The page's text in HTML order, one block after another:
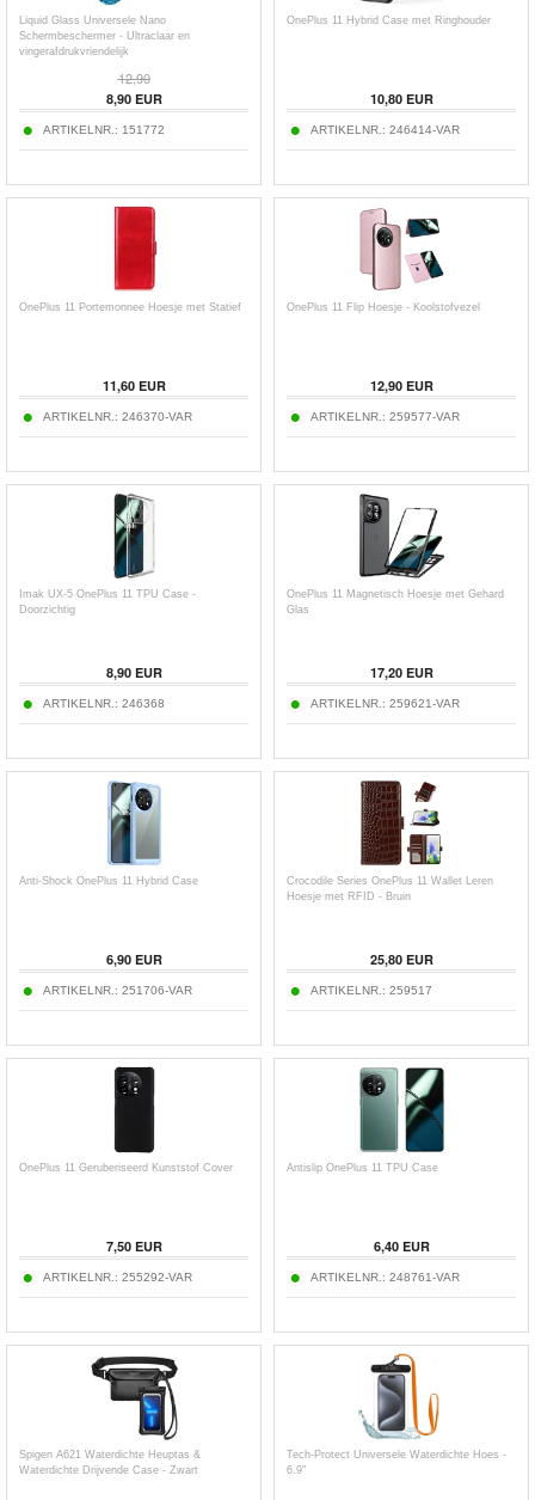
Liquid Glass Universele Nano
Schermbeschermer - Ultraclaar en
vingerafdrukvriendelijk
12,90
8,90EUR
ARTIKELNR.: 151772
OnePlus 11 Hybrid Case met Ringhouder
10,80EUR
ARTIKELNR.: 246414-VAR
OnePlus 11 Portemonnee Hoesje met Statief
11,60EUR
ARTIKELNR.: 246370-VAR
OnePlus 11 Flip Hoesje - Koolstofvezel
12,90EUR
ARTIKELNR.: 259577-VAR
Imak UX-5 OnePlus 11 TPU Case -
Doorzichtig
8,90EUR
ARTIKELNR.: 246368
OnePlus 11 Magnetisch Hoesje met Gehard
Glas
17,20EUR
ARTIKELNR.: 259621-VAR
Anti-Shock OnePlus 11 Hybrid Case
6,90EUR
ARTIKELNR.: 251706-VAR
Crocodile Series OnePlus 11 Wallet Leren
Hoesje met RFID - Bruin
25,80EUR
ARTIKELNR.: 259517
OnePlus 11 Geruberiseerd Kunststof Cover
7,50EUR
ARTIKELNR.: 255292-VAR
Antislip OnePlus 11 TPU Case
6,40EUR
ARTIKELNR.: 248761-VAR
Spigen A621 Waterdichte Heuptas &
Waterdichte Drijvende Case - Zwart
Tech-Protect Universele Waterdichte Hoes -
6.9"